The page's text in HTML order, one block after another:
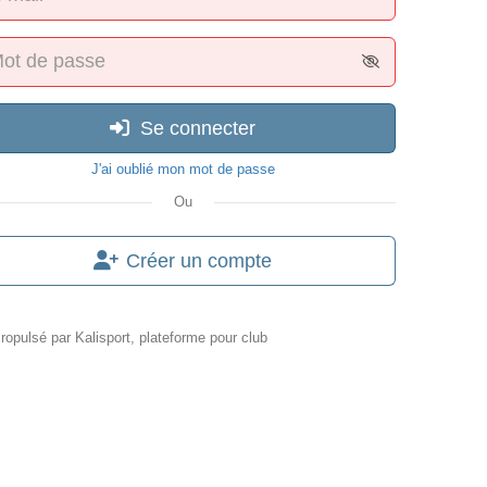
Se connecter
J'ai oublié mon mot de passe
Ou
Créer un compte
par Kalisport, plateforme pour club